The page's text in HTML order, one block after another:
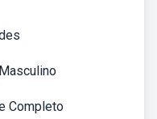
Completo